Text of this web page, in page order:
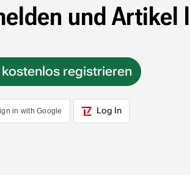
und Artikel
registrieren
in with Google Log In